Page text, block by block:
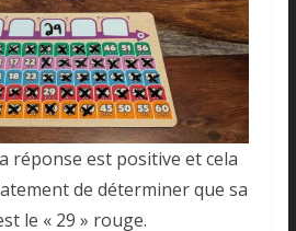
réponse est positive et cela
de déterminer que sa
le « 29 » rouge.